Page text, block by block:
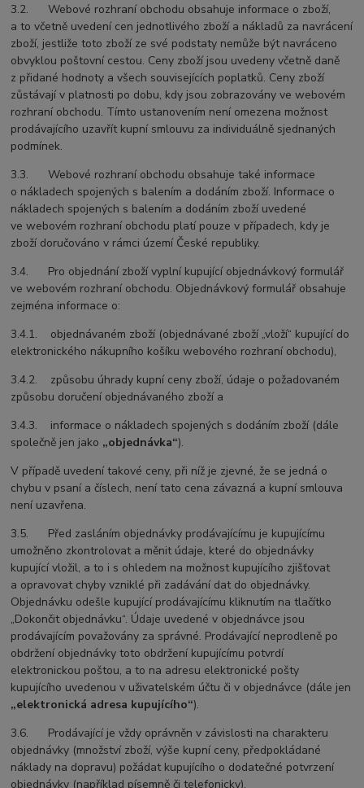
3.2. Webové rozhraní obchodu obsahuje informace o zboží,
a to včetně uvedení cen jednotlivého zboží a nákladů za navrácení
zboží, jestliže toto zboží ze své podstaty nemůže být navráceno
obvyklou poštovní cestou. Ceny zboží jsou uvedeny včetně daně
z přidané hodnoty a všech souvisejících poplatků. Ceny zboží
zůstávají v platnosti po dobu, kdy jsou zobrazovány ve webovém
rozhraní obchodu. Tímto ustanovením není omezena možnost
prodávajícího uzavřít kupní smlouvu za individuálně sjednaných
podmínek.
3.3. Webové rozhraní obchodu obsahuje také informace
o nákladech spojených s balením a dodáním zboží. Informace o
nákladech spojených s balením a dodáním zboží uvedené
ve webovém rozhraní obchodu platí pouze v případech, kdy je
zboží doručováno v rámci území České republiky.
3.4. Pro objednání zboží vyplní kupující objednávkový formulář
ve webovém rozhraní obchodu. Objednávkový formulář obsahuje
zejména informace o:
3.4.1. objednávaném zboží (objednávané zboží „vloží“ kupující do
elektronického nákupního košíku webového rozhraní obchodu),
3.4.2. způsobu úhrady kupní ceny zboží, údaje o požadovaném
způsobu doručení objednávaného zboží a
3.4.3. informace o nákladech spojených s dodáním zboží (dále
společně jen jako „objednávka“).
V případě uvedení takové ceny, při níž je zjevné, že se jedná o
chybu v psaní a číslech, není tato cena závazná a kupní smlouva
není uzavřena.
3.5. Před zasláním objednávky prodávajícímu je kupujícímu
umožněno zkontrolovat a měnit údaje, které do objednávky
kupující vložil, a to i s ohledem na možnost kupujícího zjišťovat
a opravovat chyby vzniklé při zadávání dat do objednávky.
Objednávku odešle kupující prodávajícímu kliknutím na tlačítko
„Dokončit objednávku“. Údaje uvedené v objednávce jsou
prodávajícím považovány za správné. Prodávající neprodleně po
obdržení objednávky toto obdržení kupujícímu potvrdí
elektronickou poštou, a to na adresu elektronické pošty
kupujícího uvedenou v uživatelském účtu či v objednávce (dále jen
„elektronická adresa kupujícího“).
3.6. Prodávající je vždy oprávněn v závislosti na charakteru
objednávky (množství zboží, výše kupní ceny, předpokládané
náklady na dopravu) požádat kupujícího o dodatečné potvrzení
objednávky (například písemně či telefonicky).